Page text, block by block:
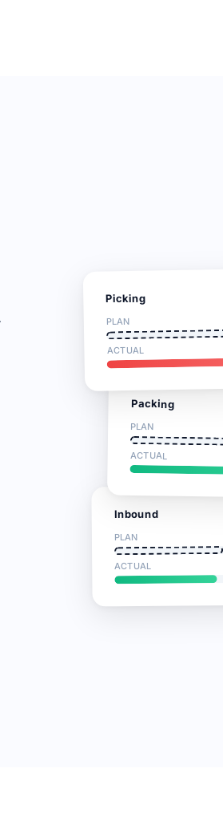
Picking
PLAN
ACTUAL
Packing
PLAN
ACTUAL
Inbound
PLAN
ACTUAL